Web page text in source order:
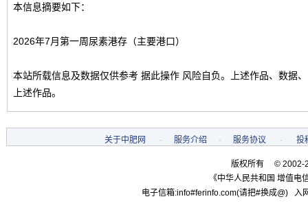
本信息摘要如下：
2026年7月第一周尿素港存（主要港口）
本站所载信息及数据仅供参考 据此操作 风险自负。上述作品、数据
上述作品。
关于中肥网 - 服务介绍 - 服务协议 - 投
版权所有 © 2002-
《中华人民共和国 增值电
电子信箱:info#ferinfo.com(请把#换成@)